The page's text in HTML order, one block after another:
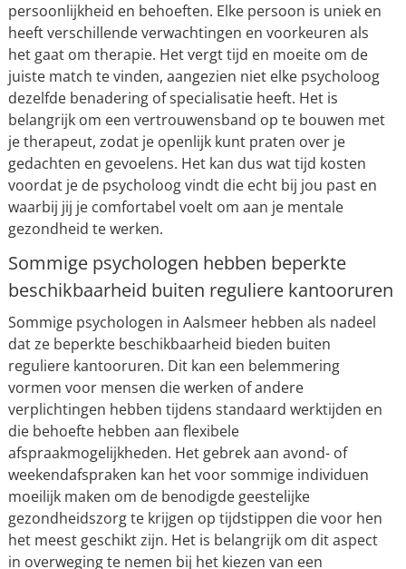
persoonlijkheid en behoeften. Elke persoon is uniek en
heeft verschillende verwachtingen en voorkeuren als
het gaat om therapie. Het vergt tijd en moeite om de
juiste match te vinden, aangezien niet elke psycholoog
dezelfde benadering of specialisatie heeft. Het is
belangrijk om een vertrouwensband op te bouwen met
je therapeut, zodat je openlijk kunt praten over je
gedachten en gevoelens. Het kan dus wat tijd kosten
voordat je de psycholoog vindt die echt bij jou past en
waarbij jij je comfortabel voelt om aan je mentale
gezondheid te werken.
Sommige psychologen hebben beperkte
beschikbaarheid buiten reguliere kantooruren
Sommige psychologen in Aalsmeer hebben als nadeel
dat ze beperkte beschikbaarheid bieden buiten
reguliere kantooruren. Dit kan een belemmering
vormen voor mensen die werken of andere
verplichtingen hebben tijdens standaard werktijden en
die behoefte hebben aan flexibele
afspraakmogelijkheden. Het gebrek aan avond- of
weekendafspraken kan het voor sommige individuen
moeilijk maken om de benodigde geestelijke
gezondheidszorg te krijgen op tijdstippen die voor hen
het meest geschikt zijn. Het is belangrijk om dit aspect
in overweging te nemen bij het kiezen van een